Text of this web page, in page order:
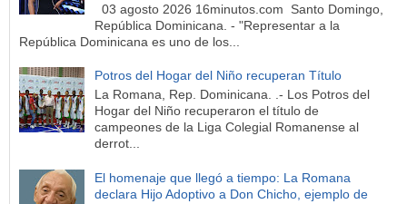
03 agosto 2026 16minutos.com Santo Domingo,
República Dominicana. - "Representar a la
República Dominicana es uno de los...
Potros del Hogar del Niño recuperan Título
La Romana, Rep. Dominicana. .- Los Potros del
Hogar del Niño recuperaron el título de
campeones de la Liga Colegial Romanense al
derrot...
El homenaje que llegó a tiempo: La Romana
declara Hijo Adoptivo a Don Chicho, ejemplo de